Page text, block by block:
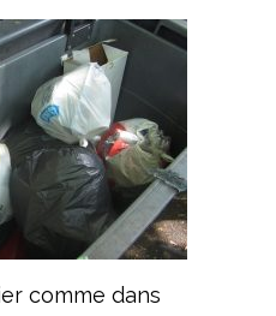
comme dans